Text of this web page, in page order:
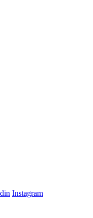
Instagram